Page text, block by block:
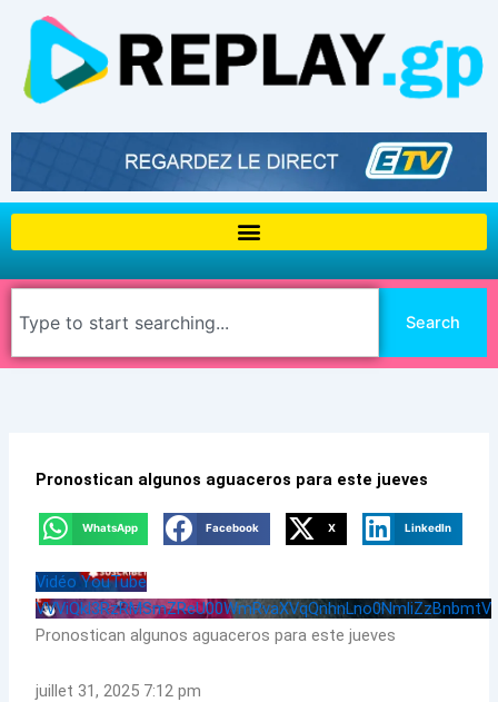
contenu
Search
Pronostican algunos aguaceros para este jueves
WhatsApp Facebook X LinkedIn
Vidéo YouTube
VVViQkl3RzRMSmZReU00WmRvaXVqQnhnLno0NmliZzBnbmtV
Pronostican algunos aguaceros para este jueves
juillet 31, 2025 7:12 pm